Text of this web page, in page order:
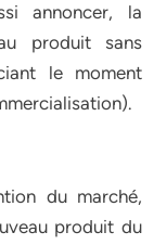
annoncer, la
produit sans
le moment
du marché,
produit du